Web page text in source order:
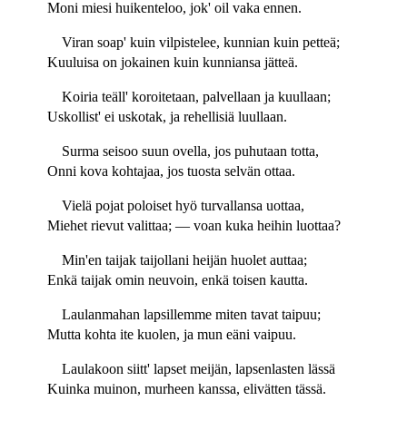
Moni miesi huikenteloo, jok' oil vaka ennen.
Viran soap' kuin vilpistelee, kunnian kuin petteä;
Kuuluisa on jokainen kuin kunniansa jätteä.
Koiria teäll' koroitetaan, palvellaan ja kuullaan;
Uskollist' ei uskotak, ja rehellisiä luullaan.
Surma seisoo suun ovella, jos puhutaan totta,
Onni kova kohtajaa, jos tuosta selvän ottaa.
Vielä pojat poloiset hyö turvallansa uottaa,
Miehet rievut valittaa; — voan kuka heihin luottaa?
Min'en taijak taijollani heijän huolet auttaa;
Enkä taijak omin neuvoin, enkä toisen kautta.
Laulanmahan lapsillemme miten tavat taipuu;
Mutta kohta ite kuolen, ja mun eäni vaipuu.
Laulakoon siitt' lapset meijän, lapsenlasten lässä
Kuinka muinon, murheen kanssa, elivätten tässä.